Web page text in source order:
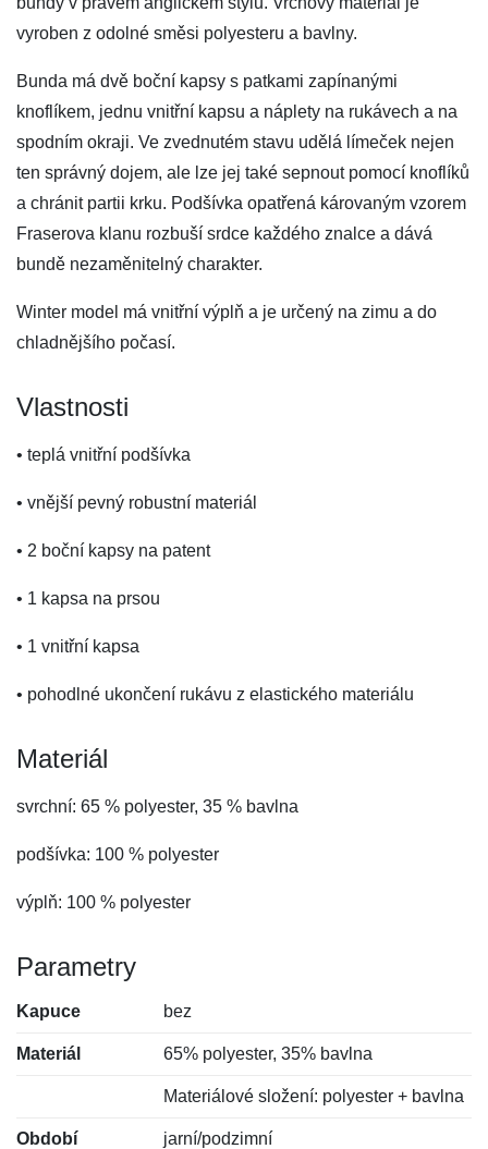
vyroben z odolné směsi polyesteru a bavlny.
Bunda má dvě boční kapsy s patkami zapínanými
knoflíkem, jednu vnitřní kapsu a náplety na rukávech a na
spodním okraji. Ve zvednutém stavu udělá límeček nejen
ten správný dojem, ale lze jej také sepnout pomocí knoflíků
a chránit partii krku. Podšívka opatřená károvaným vzorem
Fraserova klanu rozbuší srdce každého znalce a dává
bundě nezaměnitelný charakter.
Winter model má vnitřní výplň a je určený na zimu a do
chladnějšího počasí.
Vlastnosti
• teplá vnitřní podšívka
• vnější pevný robustní materiál
• 2 boční kapsy na patent
• 1 kapsa na prsou
• 1 vnitřní kapsa
• pohodlné ukončení rukávu z elastického materiálu
Materiál
svrchní: 65 % polyester, 35 % bavlna
podšívka: 100 % polyester
výplň: 100 % polyester
Parametry
Kapuce bez
Materiál 65% polyester, 35% bavlna
Materiálové složení: polyester + bavlna
Období jarní/podzimní